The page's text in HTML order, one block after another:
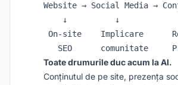
Website → Social Media →
↓          ↓
On-site    Implicare
Toate drumurile duc acum la AI.
Conținutul de pe site, prezența